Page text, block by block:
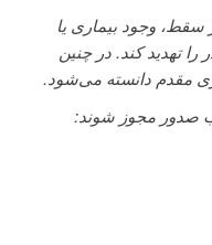
وجود بیماری یا
تهدید کند. در چنین
مقدم دانسته می‌شود.
صدور مجوز شوند: